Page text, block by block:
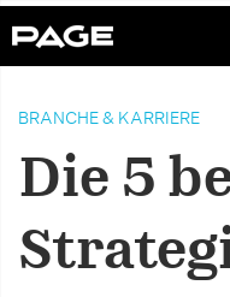
BRANCHE & KARRIERE
Die 5